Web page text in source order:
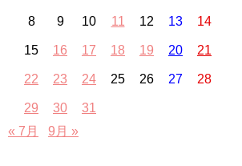
8 9 10 11 12 13 14
15 16 17 18 19 20 21
22 23 24 25 26 27 28
29 30
31
« 7月
9月 »